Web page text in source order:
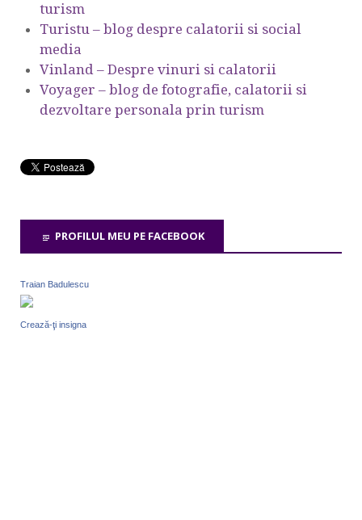
turism
Turistu – blog despre calatorii si social
media
Vinland – Despre vinuri si calatorii
Voyager – blog de fotografie, calatorii si
dezvoltare personala prin turism
PROFILUL MEU PE FACEBOOK
Traian Badulescu
Crează-ţi insigna